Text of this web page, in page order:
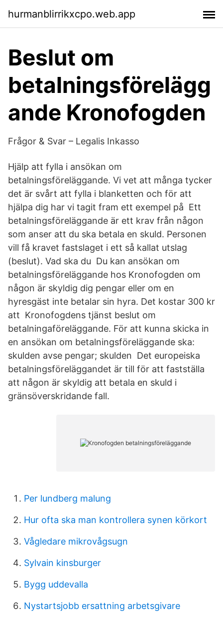
hurmanblirrikxcpo.web.app
Beslut om
betalningsförelägg
ande Kronofogden
Frågor & Svar – Legalis Inkasso
Hjälp att fylla i ansökan om
betalningsföreläggande. Vi vet att många tycker
det är svårt att fylla i blanketten och för att
hjälpa dig har vi tagit fram ett exempel på Ett
betalningsföreläggande är ett krav från någon
som anser att du ska betala en skuld. Personen
vill få kravet fastslaget i ett så kallat utslag
(beslut). Vad ska du Du kan ansökan om
betalningsföreläggande hos Kronofogden om
någon är skyldig dig pengar eller om en
hyresgäst inte betalar sin hyra. Det kostar 300 kr
att Kronofogdens tjänst beslut om
betalningaföreläggande. För att kunna skicka in
en ansökan om betalningsföreläggande ska:
skulden avse pengar; skulden Det europeiska
betalningsföreläggandet är till för att fastställa
att någon är skyldig att betala en skuld i
gränsöverskridande fall.
Per lundberg malung
Hur ofta ska man kontrollera synen körkort
Vågledare mikrovågsugn
Sylvain kinsburger
Bygg uddevalla
Nystartsjobb ersattning arbetsgivare